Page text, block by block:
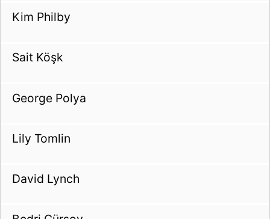
Kim Philby
Sait Köşk
George Polya
Lily Tomlin
David Lynch